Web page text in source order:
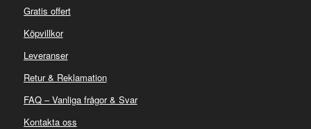
Gratis offert
Köpvillkor
Leveranser
Retur & Reklamation
FAQ – Vanliga frågor & Svar
Kontakta oss